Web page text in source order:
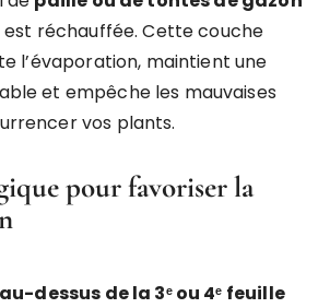
réchauffée. Cette couche
l’évaporation, maintient une
et empêche les mauvaises
vos plants.
pour favoriser la
au-dessus de la 3ᵉ ou 4ᵉ feuille